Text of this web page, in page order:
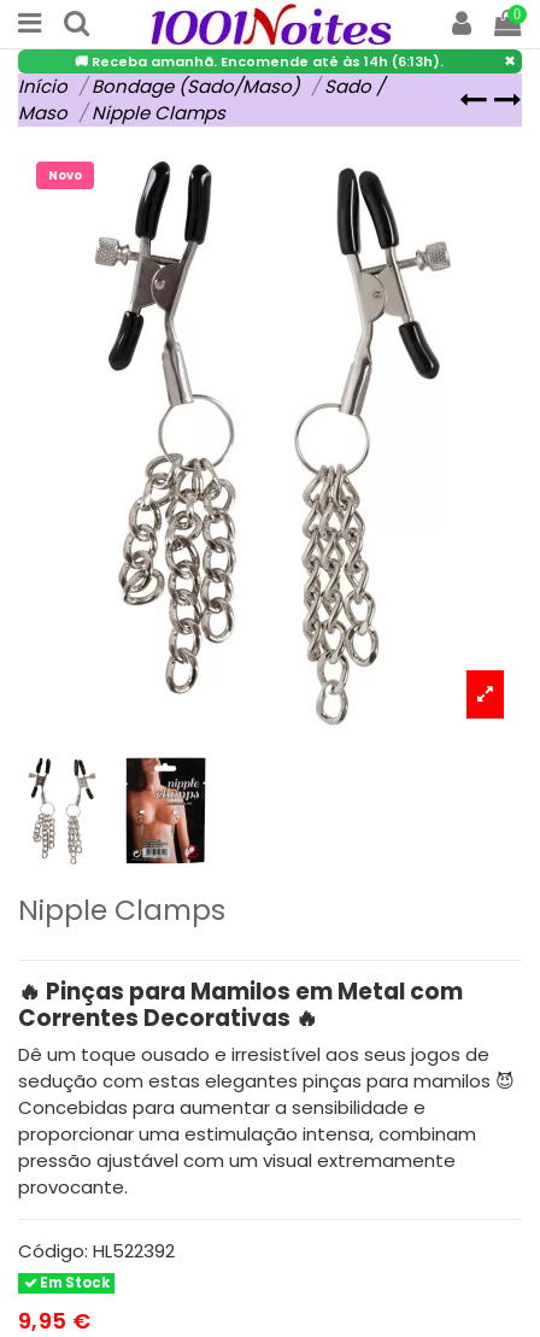
0
🚚 Receba amanhã. Encomende até às 14h (6:13h). ×
Início Bondage (Sado/Maso)
Sado /
Maso
Nipple Clamps
Novo
Nipple Clamps
🔥 Pinças para Mamilos em Metal com
Correntes Decorativas 🔥
Dê um toque ousado e irresistível aos seus jogos de
sedução com estas elegantes pinças para mamilos 😈
Concebidas para aumentar a sensibilidade e
proporcionar uma estimulação intensa, combinam
pressão ajustável com um visual extremamente
provocante.
Código: HL522392
Em Stock
9,95 €